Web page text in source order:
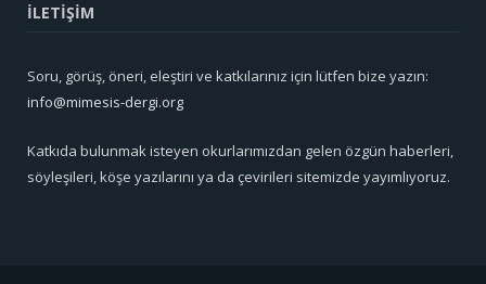
İLETİŞİM
Soru, görüş, öneri, eleştiri ve katkılarınız için lütfen bize yazın:
info@mimesis-dergi.org
Katkıda bulunmak isteyen okurlarımızdan gelen özgün haberleri,
söyleşileri, köşe yazılarını ya da çevirileri sitemizde yayımlıyoruz.